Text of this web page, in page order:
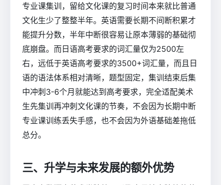
专业课集训，留给文化课的复习时间本来就比普通
文化生少了整整半年。英语需要长期不间断积累才
能提升分数，半年中断很容易让原本薄弱的基础彻
底崩盘。而日语高考要求的词汇量仅为2500左
右，远低于英语高考要求的3500+词汇量，而且日
语的语法体系相对清晰，题型固定，集训结束后集
中冲刺3-6个月就能达到高考要求，完全适配美术
生先集训再冲刺文化课的节奏，不会因为长期中断
专业课训练丢失手感，也不会因为外语基础差拖低
总分。
三、升学与未来发展的额外优势